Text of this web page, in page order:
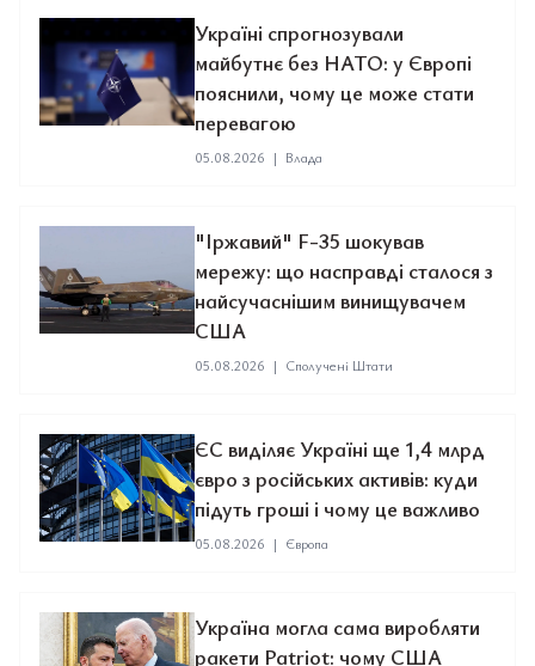
Україні спрогнозували
майбутнє без НАТО: у Європі
пояснили, чому це може стати
перевагою
05.08.2026 | Влада
"Іржавий" F-35 шокував
мережу: що насправді сталося з
найсучаснішим винищувачем
США
05.08.2026 | Сполучені Штати
ЄС виділяє Україні ще 1,4 млрд
євро з російських активів: куди
підуть гроші і чому це важливо
05.08.2026 | Європа
Україна могла сама виробляти
ракети Patriot: чому США